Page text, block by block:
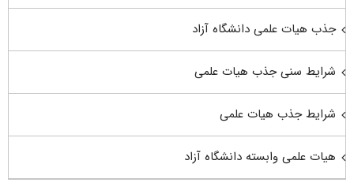
جذب هیات علمی دانشگاه آزاد
شرایط سنی جذب هیات علمی
شرایط جذب هیات علمی
هیات علمی وابسته دانشگاه آزاد